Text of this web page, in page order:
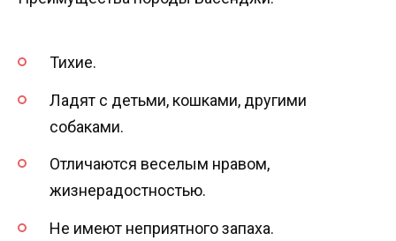
Тихие.
Ладят с детьми, кошками, другими
собаками.
Отличаются веселым нравом,
жизнерадостностью.
Не имеют неприятного запаха.